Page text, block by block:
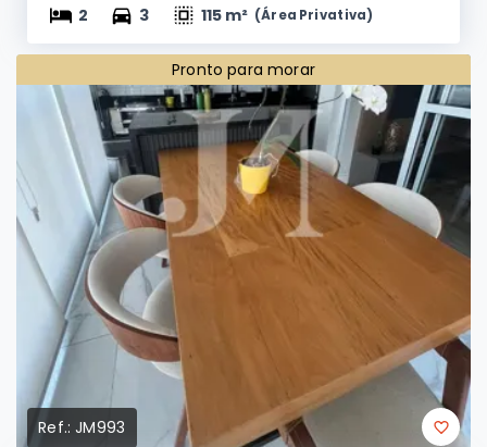
R$1.100.000,00 / VENDA
115 m² (Área Privativa
Pronto para morar